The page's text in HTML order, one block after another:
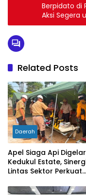
Berpidato di
Aksi Segera
di Kamp
Related Posts
Daerah
Apel Siaga Api
Kedukul Estate,
Lintas Sektor Perkuat
Mukok